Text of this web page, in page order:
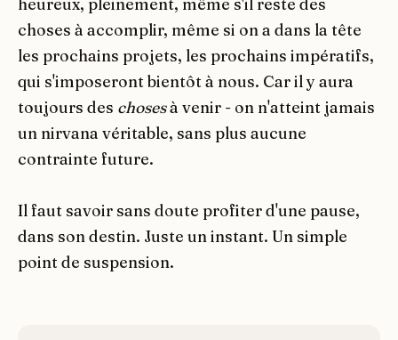
heureux, pleinement, même s'il reste des
choses à accomplir, même si on a dans la tête
les prochains projets, les prochains impératifs,
qui s'imposeront bientôt à nous. Car il y aura
toujours des chosesà venir - on n'atteint jamais
un nirvana véritable, sans plus aucune
contrainte future.
Il faut savoir sans doute profiter d'une pause,
dans son destin. Juste un instant. Un simple
point de suspension.